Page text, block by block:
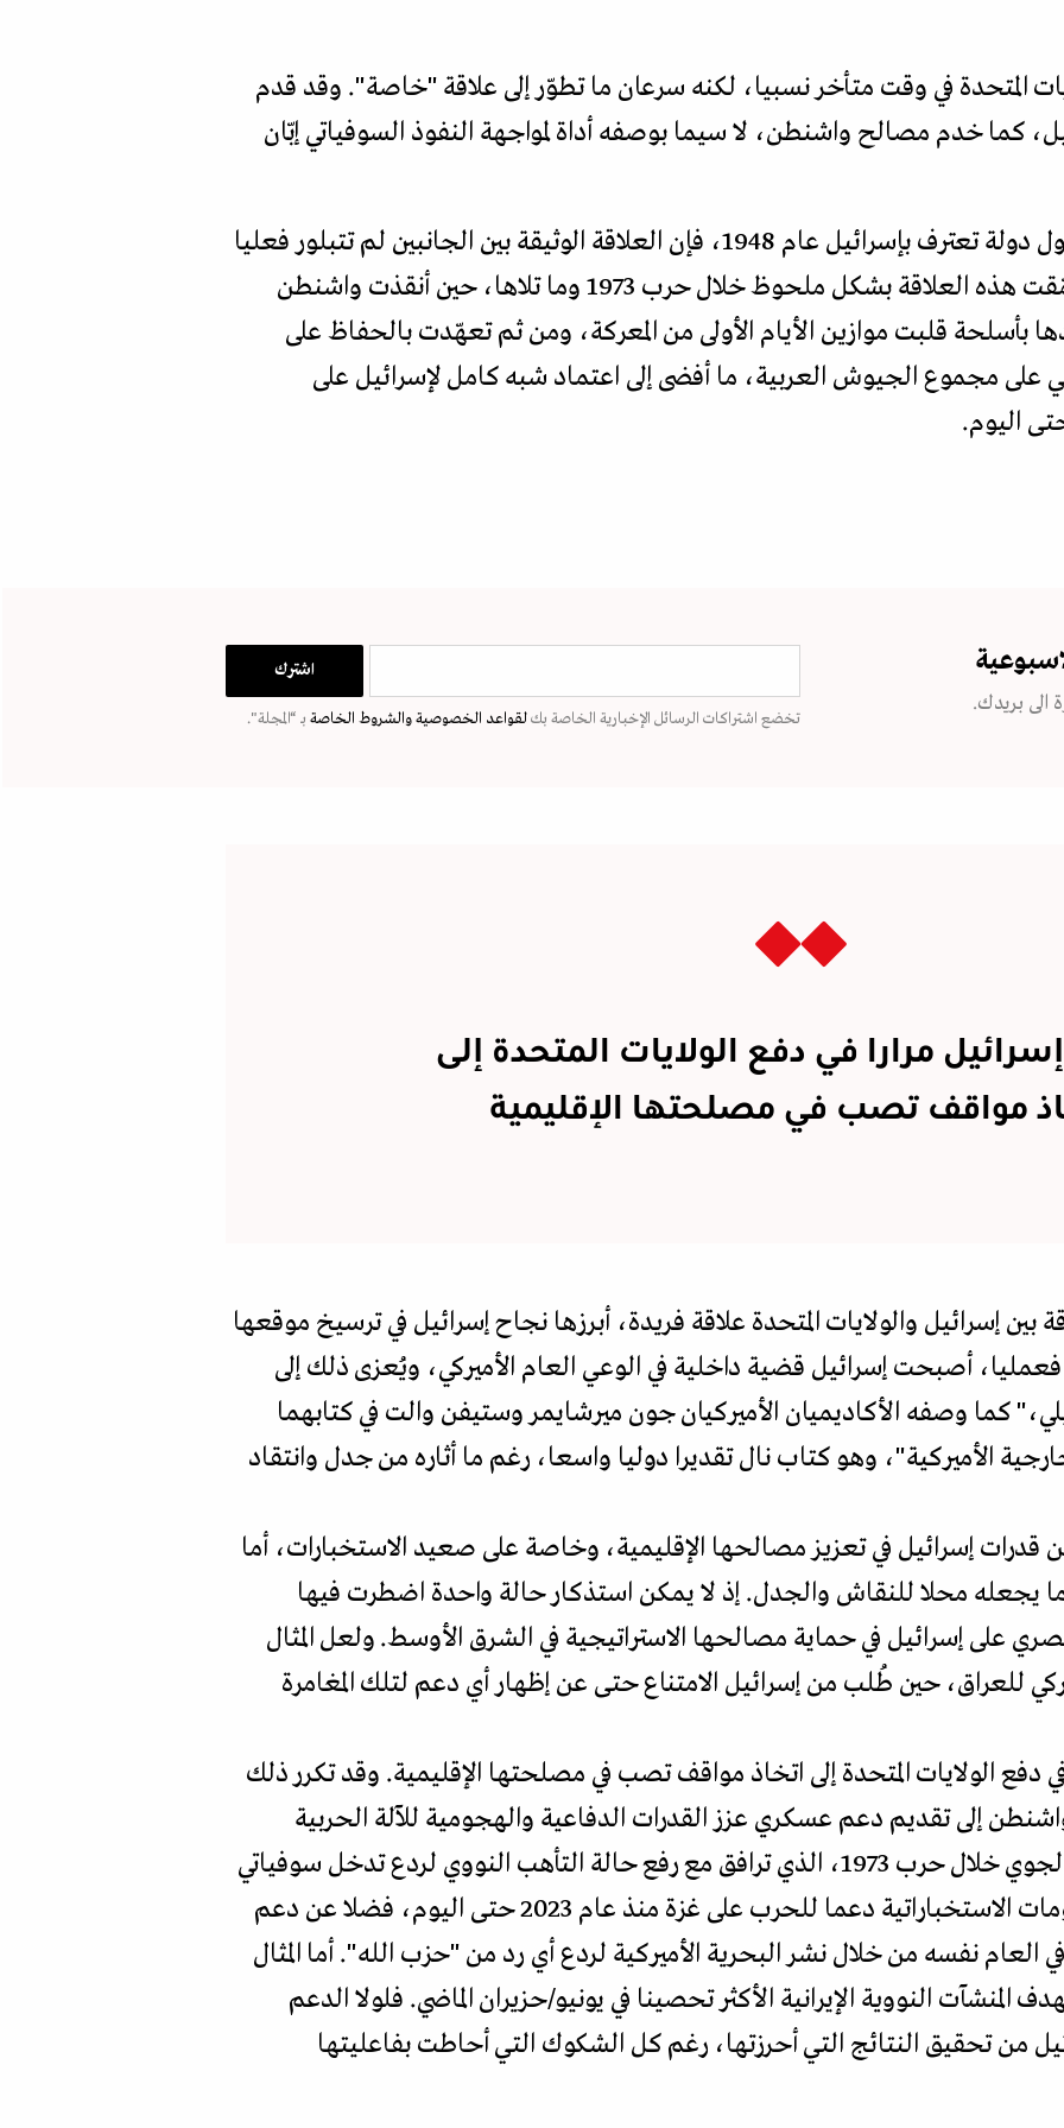
المتحدة في وقت متأخر نسبيا، لكنه سرعان ما تطوّر إلى علاقة "خاصة". وقد قدم
كما خدم مصالح واشنطن، لا سيما بوصفه أداة لمواجهة النفوذ السوفياتي إبّان
ورغم أن الولايات المتحدة كانت أول دولة تعترف بإسرائيل عام 1948، فإن العلاقة الوثيقة بين الجانبين لم تتبلور فعليا
إلا بعد حرب عام 1967. وقد تعمّقت هذه العلاقة بشكل ملحوظ خلال حرب 1973 وما تلاها، حين أنقذت واشنطن
بأسلحة قلبت موازين الأيام الأولى من المعركة، ومن ثم تعهّدت بالحفاظ على
على مجموع الجيوش العربية، ما أفضى إلى اعتماد شبه كامل لإسرائيل على
اليوم.
الى بريدك.
تخضع اشتراكات الرسائل الإخبارية الخاصة بكلقواعد الخصوصيةوالشروط الخاصة بـ “المجلة".
مرارا في دفع الولايات المتحدة إلى
مواقف تصب في مصلحتها الإقليمية
إسرائيل والولايات المتحدة علاقة فريدة، أبرزها نجاح إسرائيل في ترسيخ موقعها
أصبحت إسرائيل قضية داخلية في الوعي العام الأميركي، ويُعزى ذلك إلى
كما وصفه الأكاديميان الأميركيان جون ميرشايمر وستيفن والت في كتابهما
الأميركية"، وهو كتاب نال تقديرا دوليا واسعا، رغم ما أثاره من جدل وانتقاد
إسرائيل في تعزيز مصالحها الإقليمية، وخاصة على صعيد الاستخبارات، أما
يجعله محلا للنقاش والجدل. إذ لا يمكن استذكار حالة واحدة اضطرت فيها
على إسرائيل في حماية مصالحها الاستراتيجية في الشرق الأوسط. ولعل المثال
للعراق، حين طُلب من إسرائيل الامتناع حتى عن إظهار أي دعم لتلك المغامرة
دفع الولايات المتحدة إلى اتخاذ مواقف تصب في مصلحتها الإقليمية. وقد تكرر ذلك
إلى تقديم دعم عسكري عزز القدرات الدفاعية والهجومية للآلة الحربية
الإسرائيلية. يشمل ذلك الجسر الجوي خلال حرب 1973، الذي ترافق مع رفع حالة التأهب النووي لردع تدخل سوفياتي
محتمل، وتوفير الأسلحة والمعلومات الاستخباراتية دعما للحرب على غزة منذ عام 2023 حتى اليوم، فضلا عن دعم
العام نفسه من خلال نشر البحرية الأميركية لردع أي رد من "حزب الله". أما المثال
النووية الإيرانية الأكثر تحصينا في يونيو/حزيران الماضي. فلولا الدعم
من تحقيق النتائج التي أحرزتها، رغم كل الشكوك التي أحاطت بفاعليتها